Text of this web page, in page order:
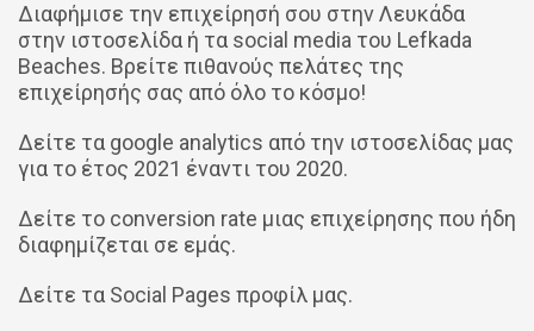
Διαφήμισε την επιχείρησή σου στην Λευκάδα
στην ιστοσελίδα ή τα social media του Lefkada
Beaches. Βρείτε πιθανούς πελάτες της
επιχείρησής σας από όλο το κόσμο!
Δείτε τα google analytics από την ιστοσελίδας μας
για το έτος 2021 έναντι του 2020.
Δείτε το conversion rate μιας επιχείρησης που ήδη
διαφημίζεται σε εμάς.
Δείτε τα Social Pages προφίλ μας.